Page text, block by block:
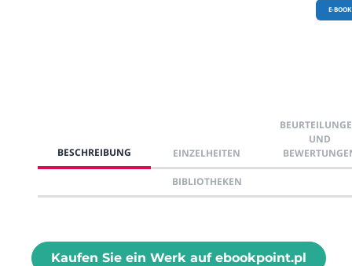
E-BOOK
BESCHREIBUNG EINZELHEITEN
UND
BIBLIOTHEKEN
Kaufen Sie ein Werk auf ebookpoint.pl